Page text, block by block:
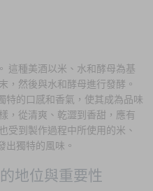
這種美酒以米、水和酵母為基
，然後與水和酵母進行發酵。
特的口感和香氣，使其成為品味
，從清爽、乾澀到香甜，應有
受到製作過程中所使用的米、
出獨特的風味。
地位與重要性